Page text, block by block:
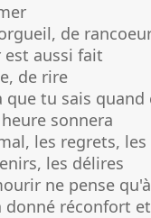
de
aussi fait
de rire
que tu sais
sonnera
les regrets,
les délires
ne pense
donné réconfort